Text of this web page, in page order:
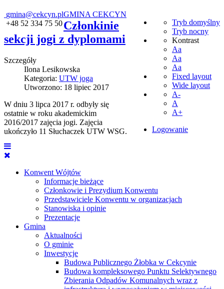
gmina@cekcyn.pl
+48 52 334 75 50
Tryb domyślny
Tryb nocny
Kontrast
Aa
Aa
Aa
Fixed layout
Wide layout
A-
A
A+
Logowanie
GMINA CEKCYN
Konwent Wójtów
Informacje bieżące
Członkowie i Prezydium Konwentu
Przedstawiciele Konwentu w organizacjach
Stanowiska i opinie
Prezentacje
Gmina
Aktualności
O gminie
Inwestycje
Budowa Publicznego Żłobka w Cekcynie
Budowa kompleksowego Punktu Selektywnego
Zbierania Odpadów Komunalnych wraz z
Członkinie
sekcji jogi z dyplomami
Szczegóły
Ilona Lesikowska
Kategoria: UTW joga
Utworzono: 18 lipiec 2017
W dniu 3 lipca 2017 r. odbyły się
ostatnie w roku akademickim
2016/2017 zajęcia jogi. Zajęcia
ukończyło 11 Słuchaczek UTW WSG.